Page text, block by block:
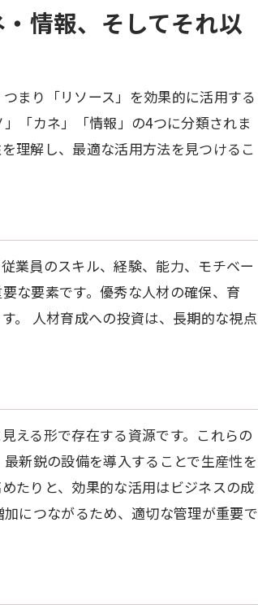
情報、そしてそれ以
まり「リソース」を効果的に活用する
「カネ」「情報」の4つに分類されま
理解し、最適な活用方法を見つけるこ
業員のスキル、経験、能力、モチベー
な要素です。優秀な人材の確保、育
。 人材育成への投資は、長期的な視点
える形で存在する資源です。これらの
新鋭の設備を導入することで生産性を
たりと、効果的な活用はビジネスの成
につながるため、適切な管理が重要で